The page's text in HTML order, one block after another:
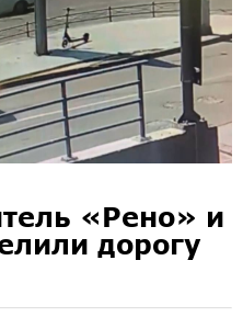
«Рено» и
дорогу